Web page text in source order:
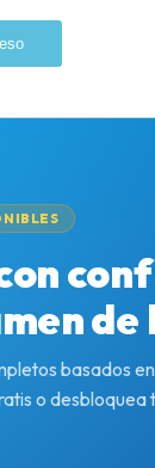
de
basados
o desbloquea